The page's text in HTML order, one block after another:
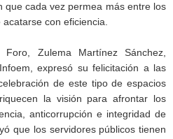
que cada vez permea más entre los
con eficiencia.
Zulema Martínez Sánchez,
expresó su felicitación a las
de este tipo de espacios
la visión para afrontar los
anticorrupción e integridad de
que los servidores públicos tienen